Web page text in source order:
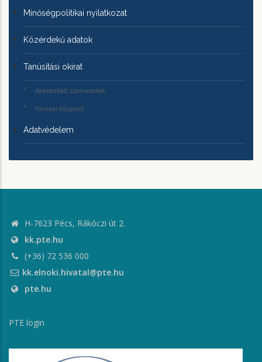
Minőségpolitikai nyilatkozat
Közérdekű adatok
Tanúsítási okirat
Akkreditált szervezetek
Klinikai Központ
Adatvédelem
H-7623 Pécs, Rákóczi út 2.
kk.pte.hu
(+36) 72 536 000
kk.elnoki.hivatal@pte.hu
pte.hu
PTE login